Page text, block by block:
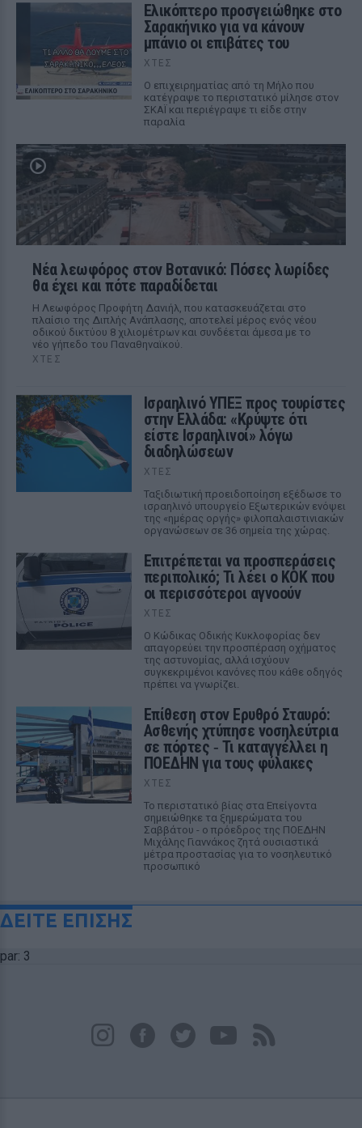
Ελικόπτερο προσγειώθηκε στο
Σαρακήνικο για να κάνουν
μπάνιο οι επιβάτες του
ΧΤΕΣ
Ο επιχειρηματίας από τη Μήλο που
κατέγραψε το περιστατικό μίλησε στον
ΣΚΑΪ και περιέγραψε τι είδε στην
παραλία
Νέα λεωφόρος στον Βοτανικό: Πόσες λωρίδες
θα έχει και πότε παραδίδεται
Η Λεωφόρος Προφήτη Δανιήλ, που κατασκευάζεται στο
πλαίσιο της Διπλής Ανάπλασης, αποτελεί μέρος ενός νέου
οδικού δικτύου 8 χιλιομέτρων και συνδέεται άμεσα με το
νέο γήπεδο του Παναθηναϊκού.
ΧΤΕΣ
Ισραηλινό ΥΠΕΞ προς τουρίστες
στην Ελλάδα: «Κρύψτε ότι
είστε Ισραηλινοί» λόγω
διαδηλώσεων
ΧΤΕΣ
Ταξιδιωτική προειδοποίηση εξέδωσε το
ισραηλινό υπουργείο Εξωτερικών ενόψει
της «ημέρας οργής» φιλοπαλαιστινιακών
οργανώσεων σε 36 σημεία της χώρας.
Επιτρέπεται να προσπεράσεις
περιπολικό; Τι λέει ο ΚΟΚ που
οι περισσότεροι αγνοούν
ΧΤΕΣ
Ο Κώδικας Οδικής Κυκλοφορίας δεν
απαγορεύει την προσπέραση οχήματος
της αστυνομίας, αλλά ισχύουν
συγκεκριμένοι κανόνες που κάθε οδηγός
πρέπει να γνωρίζει.
Επίθεση στον Ερυθρό Σταυρό:
Ασθενής χτύπησε νοσηλεύτρια
σε πόρτες ‑ Τι καταγγέλλει η
ΠΟΕΔΗΝ για τους φύλακες
ΧΤΕΣ
Το περιστατικό βίας στα Επείγοντα
σημειώθηκε τα ξημερώματα του
Σαββάτου - ο πρόεδρος της ΠΟΕΔΗΝ
Μιχάλης Γιαννάκος ζητά ουσιαστικά
μέτρα προστασίας για το νοσηλευτικό
προσωπικό
ΔΕΙΤΕ ΕΠΙΣΗΣ
par: 3